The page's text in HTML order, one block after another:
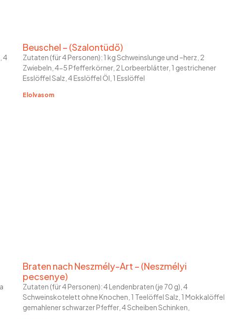
4
Beuschel – (Szalontüdő)
Zutaten (für 4 Personen): 1 kg Schweinslunge und –herz, 2
Zwiebeln, 4-5 Pfefferkörner, 2 Lorbeerblätter, 1 gestrichener
Esslöffel Salz, 4 Esslöffel Öl, 1 Esslöffel
Elolvasom
Braten nach Neszmély-Art – (Neszmélyi
pecsenye)
Zutaten (für 4 Personen): 4 Lendenbraten (je 70 g), 4
Schweinskotelett ohne Knochen, 1 Teelöffel Salz, 1 Mokkalöffel
gemahlener schwarzer Pfeffer, 4 Scheiben Schinken,